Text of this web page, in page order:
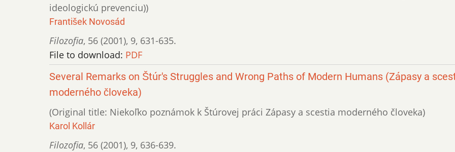
ideologickú prevenciu))
František Novosád
Filozofia, 56 (2001), 9, 631-635.
File to download: PDF
Several Remarks on Štúr's Struggles and Wrong Paths of Modern Humans (Zápasy a
moderného človeka)
(Original title: Niekoľko poznámok k Štúrovej práci Zápasy a scestia moderného človeka)
Karol Kollár
Filozofia, 56 (2001), 9, 636-639.